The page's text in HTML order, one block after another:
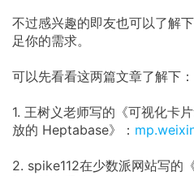
不过感兴趣的即友也可以了解
足你的需求。
可以先看看这两篇文章了解下：
1. 王树义老师写的《可视化卡
放的 Heptabase》：
2. spike112在少数派网站写的